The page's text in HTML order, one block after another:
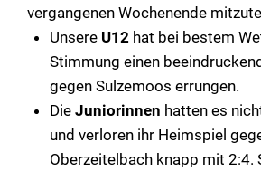
vergangenen Wochenende
Unsere U12 hat bei bestem
Stimmung einen
gegen Sulzemoos errungen.
Die Juniorinnen hatten es
und verloren ihr Heimspiel
Oberzeitelbach knapp mit 2:4.